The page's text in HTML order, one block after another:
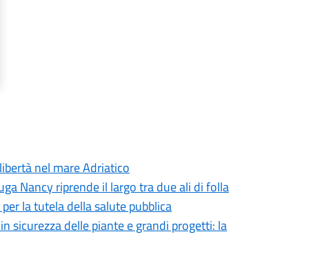
nel mare Adriatico
Nancy riprende il largo tra due ali di folla
la tutela della salute pubblica
sicurezza delle piante e grandi progetti: la